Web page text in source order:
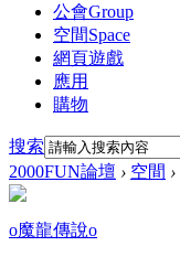
公會Group
空間Space
網頁遊戲
應用
購物
搜索
2000FUN論壇 › 空間 ›
o魔龍傳說o